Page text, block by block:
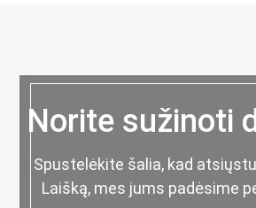
Norite sužinoti
Spustelėkite šalia, kad
Laišką, mes jums padėsime